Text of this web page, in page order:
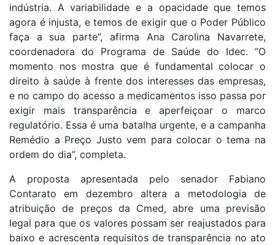
indústria. A variabilidade e a opacidade que temos
agora é injusta, e temos de exigir que o Poder Público
faça a sua parte”, afirma Ana Carolina Navarrete,
coordenadora do Programa de Saúde do Idec. “O
momento nos mostra que é fundamental colocar o
direito à saúde à frente dos interesses das empresas,
e no campo do acesso a medicamentos isso passa por
exigir mais transparência e aperfeiçoar o marco
regulatório. Essa é uma batalha urgente, e a campanha
Remédio a Preço Justo vem para colocar o tema na
ordem do dia”, completa.
A proposta apresentada pelo senador Fabiano
Contarato em dezembro altera a metodologia de
atribuição de preços da Cmed, abre uma previsão
legal para que os valores possam ser reajustados para
baixo e acrescenta requisitos de transparência no ato